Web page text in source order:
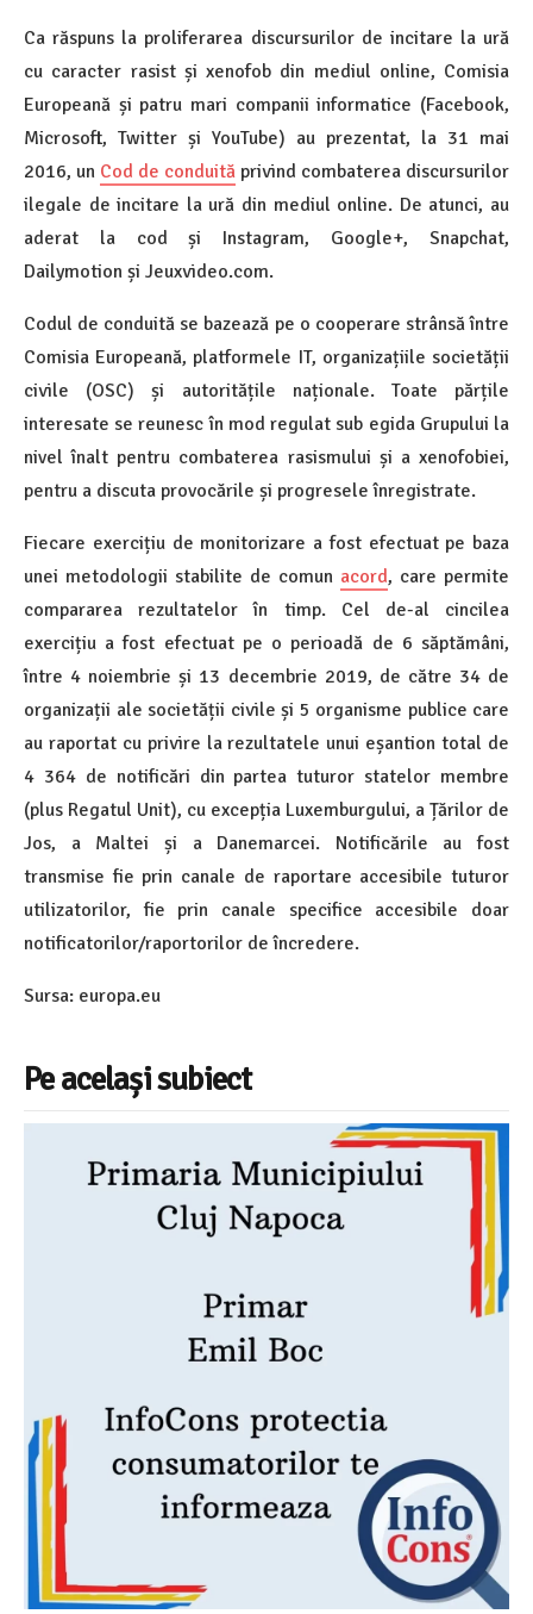
Ca răspuns la proliferarea discursurilor de incitare la ură
cu caracter rasist și xenofob din mediul online, Comisia
Europeană și patru mari companii informatice (Facebook,
Microsoft, Twitter și YouTube) au prezentat, la 31 mai
2016, un Cod de conduită privind combaterea discursurilor
ilegale de incitare la ură din mediul online. De atunci, au
aderat la cod și Instagram, Google+, Snapchat,
Dailymotion și Jeuxvideo.com.
Codul de conduită se bazează pe o cooperare strânsă între
Comisia Europeană, platformele IT, organizațiile societății
civile (OSC) și autoritățile naționale. Toate părțile
interesate se reunesc în mod regulat sub egida Grupului la
nivel înalt pentru combaterea rasismului și a xenofobiei,
pentru a discuta provocările și progresele înregistrate.
Fiecare exercițiu de monitorizare a fost efectuat pe baza
unei metodologii stabilite de comun acord, care permite
compararea rezultatelor în timp. Cel de-al cincilea
exercițiu a fost efectuat pe o perioadă de 6 săptămâni,
între 4 noiembrie și 13 decembrie 2019, de către 34 de
organizații ale societății civile și 5 organisme publice care
au raportat cu privire la rezultatele unui eșantion total de
4 364 de notificări din partea tuturor statelor membre
(plus Regatul Unit), cu excepția Luxemburgului, a Țărilor de
Jos, a Maltei și a Danemarcei. Notificările au fost
transmise fie prin canale de raportare accesibile tuturor
utilizatorilor, fie prin canale specifice accesibile doar
notificatorilor/raportorilor de încredere.
Sursa: europa.eu
Pe același subiect